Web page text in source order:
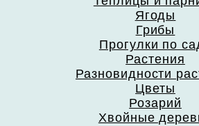
Ягоды
Грибы
Прогулки по
Растения
Разновидности
Цветы
Розарий
Хвойные